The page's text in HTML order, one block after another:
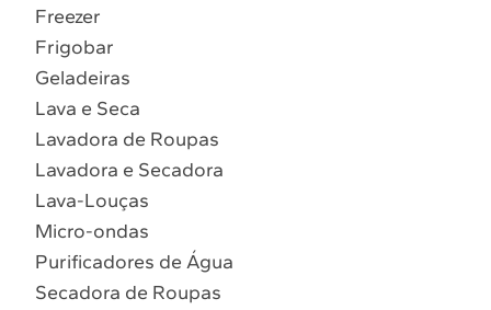
Localizar assistência técnica
Freezer
Frigobar
Geladeiras
Lava e Seca
Lavadora de Roupas
Lavadora e Secadora
Lava-Louças
Micro-ondas
Purificadores de Água
Secadora de Roupas